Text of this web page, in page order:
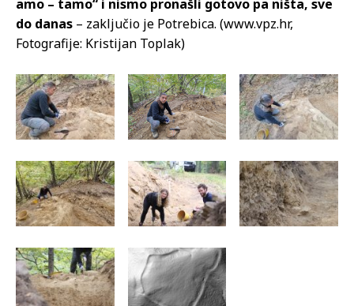
amo – tamo“ i nismo pronašli gotovo pa ništa, sve
do danas – zaključio je Potrebica. (www.vpz.hr,
Fotografije: Kristijan Toplak)